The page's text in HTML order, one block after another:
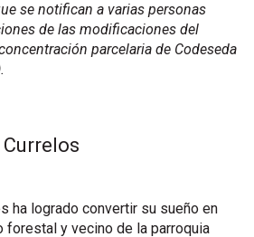
se notifican a varias personas
de las modificaciones del
parcelaria de Codeseda
ha logrado convertir su sueño en
forestal y vecino de la parroquia